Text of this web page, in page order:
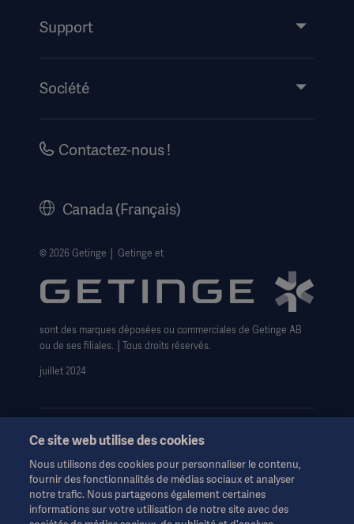
Support
Mode d’emploi/informations destinées au patient
Société
Carrières
Avis de non-responsabilité concernant l'utilisation du
Politique sur les cookies de Getinge
Formulaire de Droits relatifs à la confidentialité
Contactez-nous !
Canada (Français)
© 2026 Getinge │ Getinge et
sont des marques déposées ou commerciales de Getinge AB
ou de ses filiales. │Tous droits réservés.
juillet 2024
Ces informations sont destinées exclusivement aux
professionnels de la santé ou à d'autres publics professionnels
et sont fournies à titre d'information uniquement. Elles ne sont
pas exhaustives et ne remplacent en aucun cas le mode
Ce site web utilise des cookies
Nous utilisons des cookies pour personnaliser le contenu,
fournir des fonctionnalités de médias sociaux et analyser
notre trafic. Nous partageons également certaines
informations sur votre utilisation de notre site avec des